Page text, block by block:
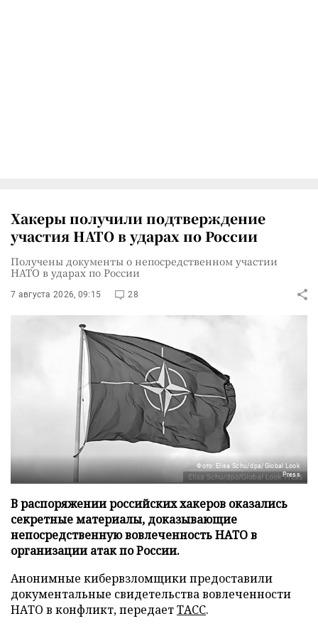
Хакеры получили подтверждение
участия НАТО в ударах по России
Получены документы о непосредственном участии
НАТО в ударах по России
7 августа 2026, 09:15 28
Фото: Elisa Schu/dpa/Global Look
Press
В распоряжении российских хакеров оказались
секретные материалы, доказывающие
непосредственную вовлеченность НАТО в
организации атак по России.
Анонимные кибервзломщики предоставили
документальные свидетельства вовлеченности
НАТО в конфликт, передаетТАСС.